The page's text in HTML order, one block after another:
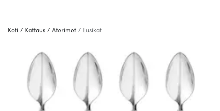
Koti / Kattaus / Aterimet / Lusikat